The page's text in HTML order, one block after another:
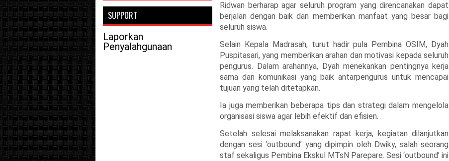
Ridwan berharap agar seluruh program yang direncanakan dapat
berjalan dengan baik dan memberikan manfaat yang besar bagi
seluruh siswa.
Selain Kepala Madrasah, turut hadir pula Pembina OSIM, Dyah
Puspitasari, yang memberikan arahan dan motivasi kepada seluruh
pengurus. Dalam arahannya, Dyah menekankan pentingnya kerja
sama dan komunikasi yang baik antarpengurus untuk mencapai
tujuan yang telah ditetapkan.
Ia juga memberikan beberapa tips dan strategi dalam mengelola
organisasi siswa agar lebih efektif dan efisien.
Setelah selesai melaksanakan rapat kerja, kegiatan dilanjutkan
dengan sesi ‘outbound’ yang dipimpin oleh Dwiky, salah seorang
staf sekaligus Pembina Ekskul MTsN Parepare. Sesi ‘outbound’ ini
SUPPORT
Laporkan
Penyalahgunaan